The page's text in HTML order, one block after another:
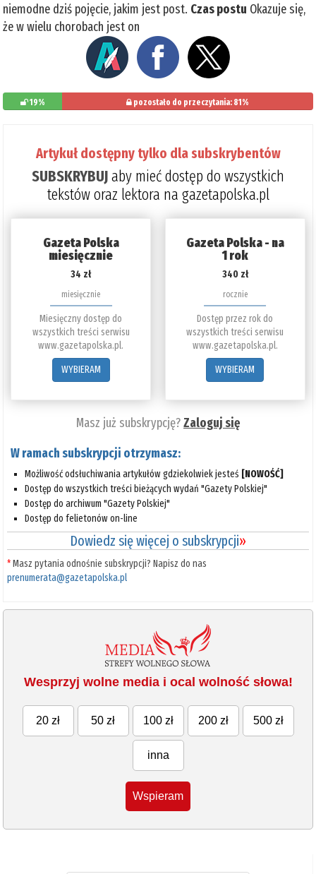
niemodne dziś pojęcie, jakim jest post. Czas postu Okazuje się,
że w wielu chorobach jest on
19% pozostało do przeczytania: 81%
Artykuł dostępny tylko dla subskrybentów
SUBSKRYBUJaby mieć dostęp do wszystkich
tekstów oraz lektora na gazetapolska.pl
Gazeta Polska
miesięcznie
34 zł
miesięcznie
Miesięczny dostęp do
wszystkich treści serwisu
www.gazetapolska.pl.
WYBIERAM
Gazeta Polska - na
1 rok
340 zł
rocznie
Dostęp przez rok do
wszystkich treści serwisu
www.gazetapolska.pl.
WYBIERAM
Masz już subskrypcję?Zaloguj się
W ramach subskrypcji otrzymasz:
Możliwość odsłuchiwania artykułów gdziekolwiek jesteś [NOWOŚĆ]
Dostęp do wszystkich treści bieżących wydań "Gazety Polskiej"
Dostęp do archiwum "Gazety Polskiej"
Dostęp do felietonów on-line
Dowiedz się więcej o subskrypcji»
*Masz pytania odnośnie subskrypcji? Napisz do nas
prenumerata@gazetapolska.pl
Wesprzyj wolne media i ocal wolność słowa!
20 zł 50 zł 100 zł 200 zł 500 zł
inna
Wspieram